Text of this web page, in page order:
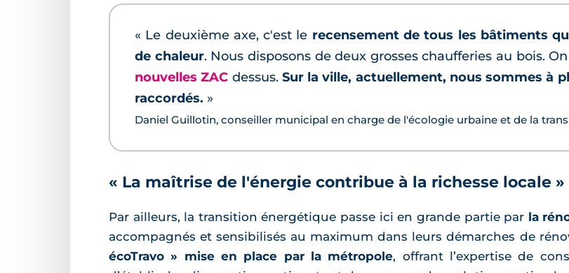
« Le deuxième axe, c'est le recensement de tous les bâtiments
de chaleur. Nous disposons de deux grosses chaufferies au bois.
nouvelles ZAC dessus. Sur la ville, actuellement, nous sommes à
raccordés. »
Daniel Guillotin, conseiller municipal en charge de l'écologie urbaine et de la
« La maîtrise de l'énergie contribue à la richesse locale »
Par ailleurs, la transition énergétique passe ici en grande partie par la
accompagnés et sensibilisés au maximum dans leurs démarches de
écoTravo » mise en place par la métropole, offrant l’expertise de